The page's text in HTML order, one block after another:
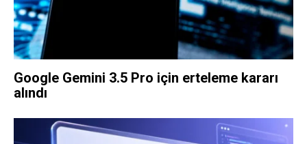
Google Gemini 3.5 Pro için erteleme kararı
alındı